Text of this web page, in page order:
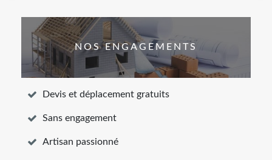
NOS ENGAGEMENTS
Devis et déplacement gratuits
Sans engagement
Artisan passionné